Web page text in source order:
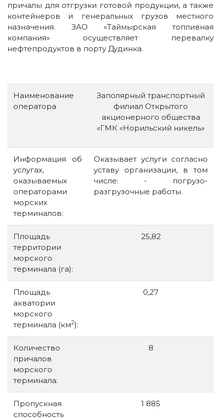
причалы для отгрузки готовой продукции, а также
контейнеров и генеральных грузов местного
назначения. ЗАО «Таймырская топливная
компания» осуществляет перевалку
нефтепродуктов в порту Дудинка.
Наименование
оператора
Заполярный транспортный
филиал Открытого
акционерного общества
«ГМК «Норильский никель»
Информация об
услугах,
оказываемых
операторами
морских
терминалов:
Оказывает услуги согласно
уставу организации, в том
числе:
- погрузо-
разгрузочные работы.
Площадь
территории
морского
терминала (га):
25,82
Площадь
акватории
морского
терминала (км2):
0,27
Количество
причалов
морского
терминала:
8
Пропускная
способность
1 885